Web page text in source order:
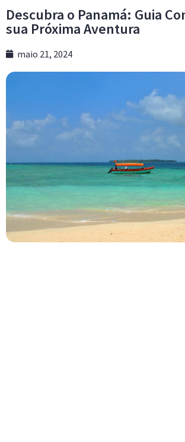
Descubra o Panamá: Guia
sua Próxima Aventura
maio 21, 2024